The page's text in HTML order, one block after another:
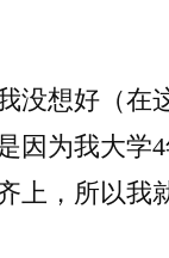
没想好（在
因为我大学
上，所以我